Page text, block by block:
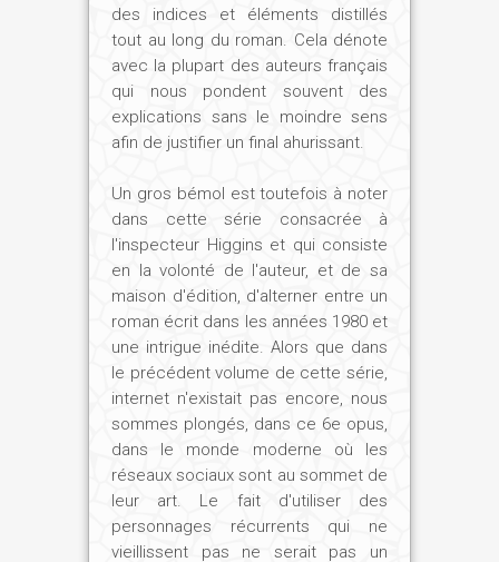
des indices et éléments distillés
tout au long du roman. Cela dénote
avec la plupart des auteurs français
qui nous pondent souvent des
explications sans le moindre sens
afin de justifier un final ahurissant.
Un gros bémol est toutefois à noter
dans cette série consacrée à
l'inspecteur Higgins et qui consiste
en la volonté de l'auteur, et de sa
maison d'édition, d'alterner entre un
roman écrit dans les années 1980 et
une intrigue inédite. Alors que dans
le précédent volume de cette série,
internet n'existait pas encore, nous
sommes plongés, dans ce 6e opus,
dans le monde moderne où les
réseaux sociaux sont au sommet de
leur art. Le fait d'utiliser des
personnages récurrents qui ne
vieillissent pas ne serait pas un